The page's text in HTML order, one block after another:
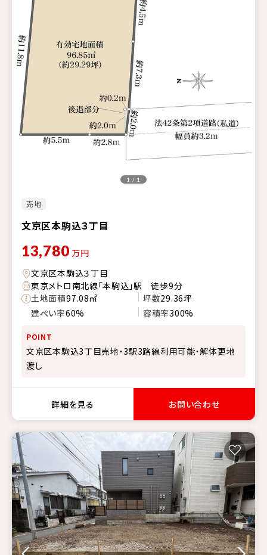
売地
文京区本駒込３丁目
1 / 1
13,780 万円
文京区本駒込３丁目
東京メトロ南北線「本駒込」駅 徒歩9分
土地面積97.08㎡ 坪数29.36坪
建ぺい率60% 容積率300%
POINT
文京区本駒込3丁目売地・3駅3路線利用可能・解体更地
渡し
詳細を見る お問い合わせ